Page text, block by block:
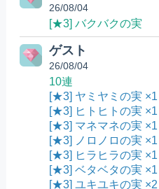
26/08/04
[★3] バクバクの実
ゲスト
26/08/04
10連
[★3] ヤミヤミの実 ×1
[★3] ヒトヒトの実 ×1
[★3] マネマネの実 ×1
[★3] ノロノロの実 ×1
[★3] ヒラヒラの実 ×1
[★3] ベタベタの実 ×1
[★3] ユキユキの実 ×2